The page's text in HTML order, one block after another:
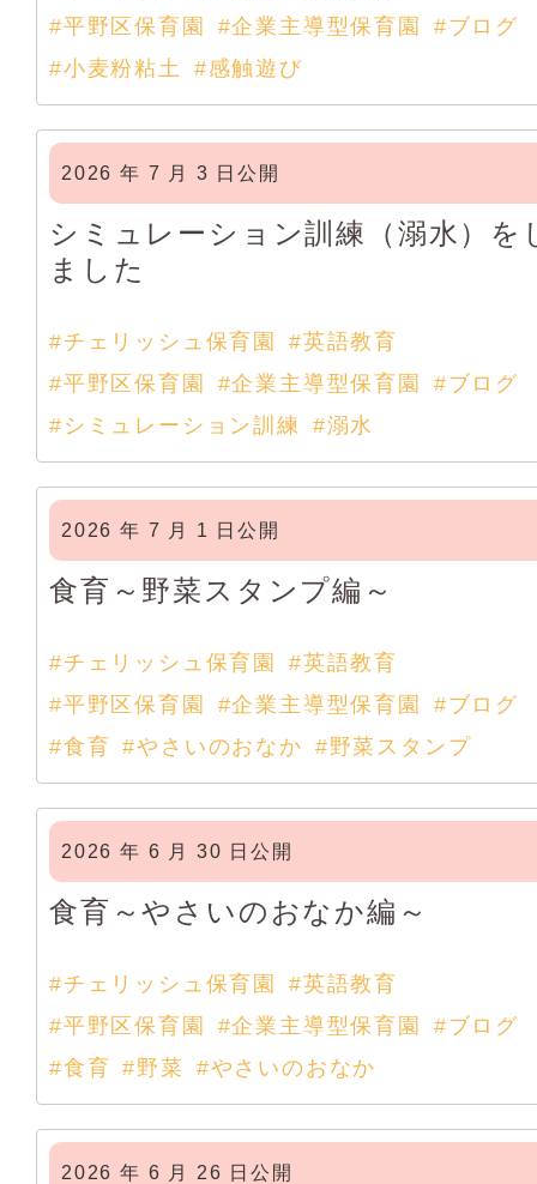
#平野区保育園
#企業主導型保育園
#ブログ
#小麦粉粘土
#感触遊び
2026 年 7 月 3 日公開
シミュレーション訓練（溺水）を
ました
#チェリッシュ保育園
#英語教育
#平野区保育園
#企業主導型保育園
#ブログ
#シミュレーション訓練
#溺水
2026 年 7 月 1 日公開
食育～野菜スタンプ編～
#チェリッシュ保育園
#英語教育
#平野区保育園
#企業主導型保育園
#ブログ
#食育
#やさいのおなか #野菜スタンプ
2026 年 6 月 30 日公開
食育～やさいのおなか編～
#チェリッシュ保育園
#英語教育
#平野区保育園
#企業主導型保育園
#ブログ
#食育
#野菜 #やさいのおなか
2026 年 6 月 26 日公開